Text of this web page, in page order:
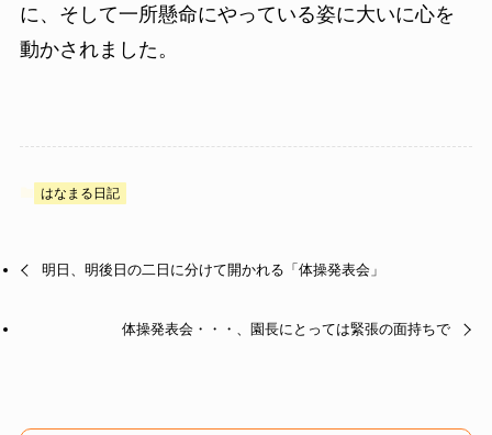
に、そして一所懸命にやっている姿に大いに心を
動かされました。
はなまる日記
明日、明後日の二日に分けて開かれる「体操発表会」
体操発表会・・・、園長にとっては緊張の面持ちで